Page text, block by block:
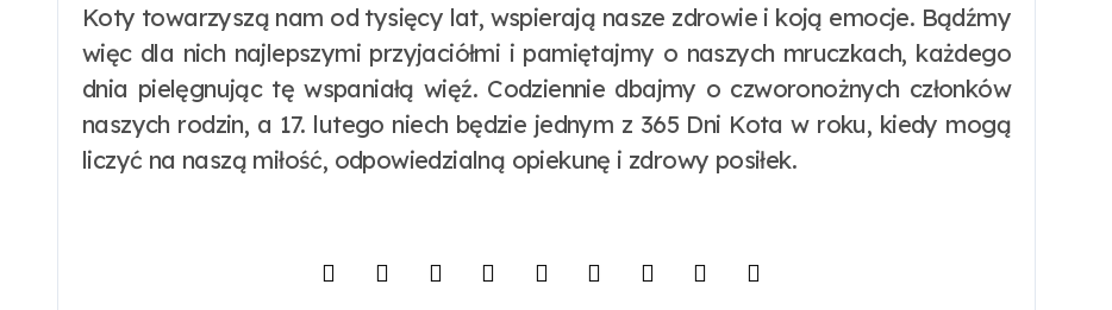
Koty towarzyszą nam od tysięcy lat, wspierają nasze zdrowie i koją emocje. Bądźmy
więc dla nich najlepszymi przyjaciółmi i pamiętajmy o naszych mruczkach, każdego
dnia pielęgnując tę wspaniałą więź. Codziennie dbajmy o czworonożnych członków
naszych rodzin, a 17. lutego niech będzie jednym z 365 Dni Kota w roku, kiedy mogą
liczyć na naszą miłość, odpowiedzialną opiekunę i zdrowy posiłek.